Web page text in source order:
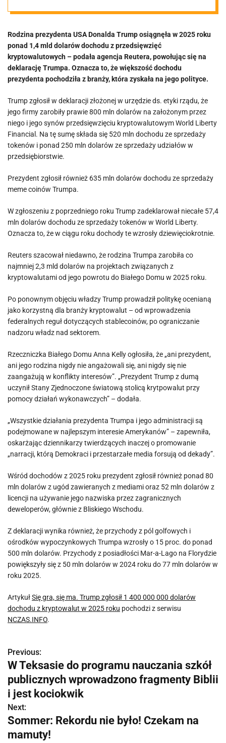
dochodu z
kryptowalut w
2025 roku
Rodzina prezydenta USA Donalda Trump osiągnęła w 2025 roku
ponad 1,4 mld dolarów dochodu z przedsięwzięć
kryptowalutowych – podała agencja Reutera, powołując się na
deklarację Trumpa. Oznacza to, że większość dochodu
prezydenta pochodziła z branży, która zyskała na jego polityce.
Trump zgłosił w deklaracji złożonej w urzędzie ds. etyki rządu, że
jego firmy zarobiły prawie 800 mln dolarów na założonym przez
niego i jego synów przedsięwzięciu kryptowalutowym World Liberty
Financial. Na tę sumę składa się 520 mln dochodu ze sprzedaży
tokenów i ponad 250 mln dolarów ze sprzedaży udziałów w
przedsiębiorstwie.
Prezydent zgłosił również 635 mln dolarów dochodu ze sprzedaży
meme coinów Trumpa.
W zgłoszeniu z poprzedniego roku Trump zadeklarował niecałe 57,4
mln dolarów dochodu ze sprzedaży tokenów w World Liberty.
Oznacza to, że w ciągu roku dochody te wzrosły dziewięciokrotnie.
Reuters szacował niedawno, że rodzina Trumpa zarobiła co
najmniej 2,3 mld dolarów na projektach związanych z
kryptowalutami od jego powrotu do Białego Domu w 2025 roku.
Po ponownym objęciu władzy Trump prowadził politykę ocenianą
jako korzystną dla branży kryptowalut – od wprowadzenia
federalnych reguł dotyczących stablecoinów, po ograniczanie
nadzoru władz nad sektorem.
Rzeczniczka Białego Domu Anna Kelly ogłosiła, że „ani prezydent,
ani jego rodzina nigdy nie angażowali się, ani nigdy się nie
zaangażują w konflikty interesów”. „Prezydent Trump z dumą
uczynił Stany Zjednoczone światową stolicą krytpowalut przy
pomocy działań wykonawczych” – dodała.
„Wszystkie działania prezydenta Trumpa i jego administracji są
podejmowane w najlepszym interesie Amerykanów” – zapewniła,
oskarżając dziennikarzy twierdzących inaczej o promowanie
„narracji, którą Demokraci i przestarzałe media forsują od dekady”.
Wśród dochodów z 2025 roku prezydent zgłosił również ponad 80
mln dolarów z ugód zawieranych z mediami oraz 52 mln dolarów z
licencji na używanie jego nazwiska przez zagranicznych
deweloperów, głównie z Bliskiego Wschodu.
Z deklaracji wynika również, że przychody z pól golfowych i
ośrodków wypoczynkowych Trumpa wzrosły o 15 proc. do ponad
500 mln dolarów. Przychody z posiadłości Mar-a-Lago na Florydzie
powiększyły się z 50 mln dolarów w 2024 roku do 77 mln dolarów w
roku 2025.
ArtykułSię gra, się ma. Trump zgłosił 1 400 000 000 dolarów
dochodu z kryptowalut w 2025 roku pochodzi z serwisu
NCZAS.INFO.
N
a
w
i
g
Previous:
W Teksasie do programu nauczania szkół
publicznych wprowadzono fragmenty Biblii
i jest kociokwik
Next:
Sommer: Rekordu nie było! Czekam na
mamuty!